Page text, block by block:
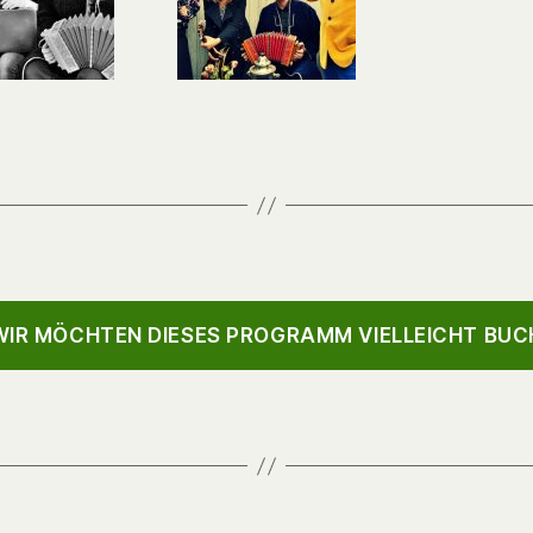
MÖCHTEN DIESES PROGRAMM VIELLEICHT